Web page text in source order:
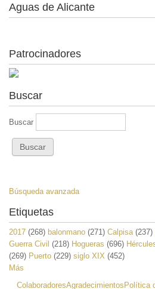
Aguas de Alicante
Patrocinadores
Buscar
Buscar
Búsqueda avanzada
Etiquetas
2017 (268) balonmano (271) Calpisa(237)
Guerra Civil (218) Hogueras (696)
(269) Puerto (229) siglo XIX (452)
Más
ColaboradoresAgradecimientosPolítica